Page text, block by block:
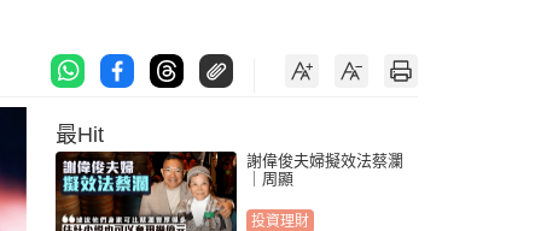
最Hit
謝偉俊夫婦擬效法蔡瀾
｜周顯
投資理財